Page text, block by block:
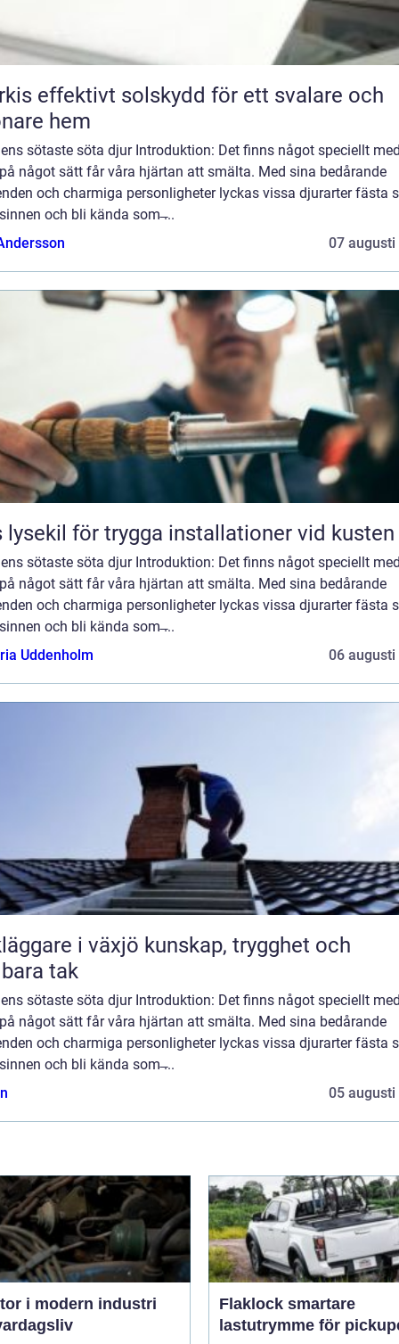
för ett svalare och
hem
sötaste söta djur Introduktion: Det finns något speciellt
något sätt får våra hjärtan att smälta. Med sina bedårande
och charmiga personligheter lyckas vissa djurarter fästa
och bli kända som ̶...
07 augusti
lysekil för trygga installationer vid kusten
sötaste söta djur Introduktion: Det finns något speciellt
något sätt får våra hjärtan att smälta. Med sina bedårande
och charmiga personligheter lyckas vissa djurarter fästa
och bli kända som ̶...
Uddenholm
06 augusti
i växjö kunskap, trygghet och
tak
sötaste söta djur Introduktion: Det finns något speciellt
något sätt får våra hjärtan att smälta. Med sina bedårande
och charmiga personligheter lyckas vissa djurarter fästa
och bli kända som ̶...
05 augusti
i modern industri
Flaklock smartare
lastutrymme för